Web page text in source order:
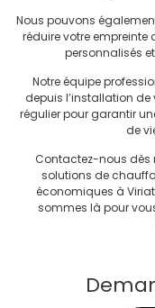
Nous pouvons
réduire votre
personnalisés
Notre équipe
depuis l’installation de
régulier pour garantir
de
Contactez-nous dès
solutions de
économiques à
sommes là pour